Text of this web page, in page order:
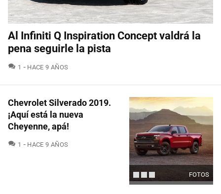
Al Infiniti Q Inspiration Concept valdrá la
pena seguirle la pista
1 COMENTARIOS
HACE 9 AÑOS
FOTOS
Chevrolet Silverado 2019.
¡Aquí está la nueva
Cheyenne, apá!
1 COMENTARIOS
HACE 9 AÑOS